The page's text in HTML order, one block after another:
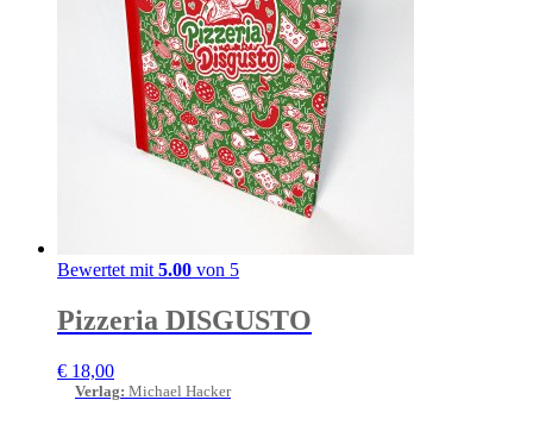
Bewertet mit 5.00 von 5
Pizzeria DISGUSTO
€ 18,00
Verlag: Michael Hacker